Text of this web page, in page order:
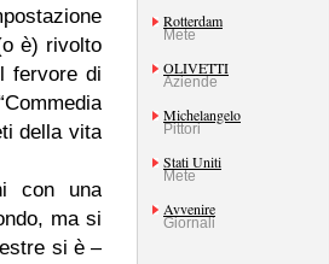
è) rivolto
fervore di
della vita
con una
ma si
si è –
Rotterdam
Mete
OLIVETTI
Aziende
Michelangelo
Pittori
Stati Uniti
Mete
Avvenire
Giornali